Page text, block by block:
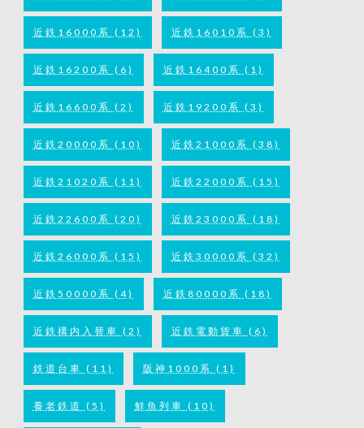
近鉄16000系 (12) 近鉄16010系 (3)
近鉄16200系 (6) 近鉄16400系 (1)
近鉄16600系 (2) 近鉄19200系 (3)
近鉄20000系 (10) 近鉄21000系 (38)
近鉄21020系 (11) 近鉄22000系 (15)
近鉄22600系 (20) 近鉄23000系 (18)
近鉄26000系 (15) 近鉄30000系 (32)
近鉄50000系 (4) 近鉄80000系 (18)
近鉄構内入替車 (2) 近鉄電動貨車 (6)
鉄道台車 (11) 阪神1000系 (1)
養老鉄道 (5) 鮮魚列車 (10)